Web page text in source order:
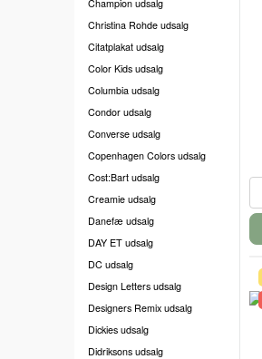
Champion udsalg
Christina Rohde udsalg
Citatplakat udsalg
Color Kids udsalg
Columbia udsalg
Condor udsalg
Converse udsalg
Copenhagen Colors udsalg
Cost:Bart udsalg
Creamie udsalg
Danefæ udsalg
DAY ET udsalg
DC udsalg
Design Letters udsalg
Designers Remix udsalg
Dickies udsalg
Didriksons udsalg